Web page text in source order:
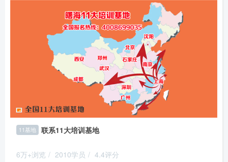
11基地 联系11大培训基地
6万+浏览 / 2010学员 / 4.4评分